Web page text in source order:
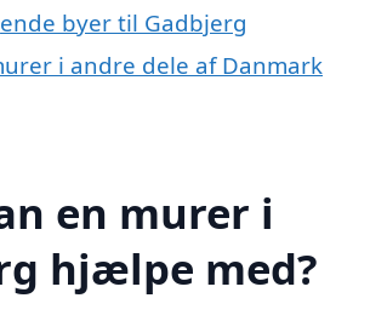
byer til Gadbjerg
i andre dele af Danmark
en murer i
hjælpe med?